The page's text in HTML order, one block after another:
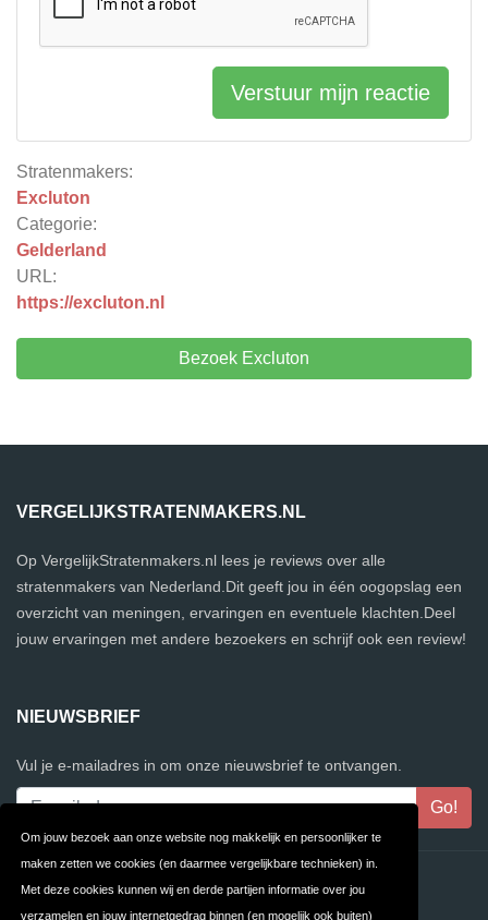
Om jouw bezoek aan onze website nog makkelijk en persoonlijker te
maken zetten we cookies (en daarmee vergelijkbare technieken) in.
Met deze cookies kunnen wij en derde partijen informatie over jou
verzamelen en jouw internetgedrag binnen (en mogelijk ook buiten)
Stratenmakers:
Excluton
Categorie:
Gelderland
URL:
https://excluton.nl
Bezoek Excluton
Verstuur mijn reactie
VERGELIJKSTRATENMAKERS.NL
Op VergelijkStratenmakers.nl lees je reviews over alle
stratenmakers van Nederland.Dit geeft jou in één oogopslag een
overzicht van meningen, ervaringen en eventuele klachten.Deel
jouw ervaringen met andere bezoekers en schrijf ook een review!
NIEUWSBRIEF
Vul je e-mailadres in om onze nieuwsbrief te ontvangen.
Contact Privacy